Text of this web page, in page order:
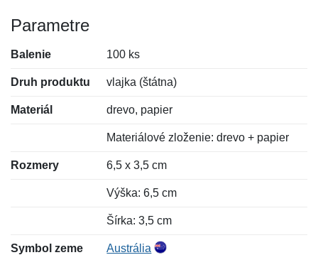
Parametre
Balenie 100 ks
Druh produktu vlajka (štátna)
Materiál drevo, papier
Materiálové zloženie: drevo + papier
Rozmery 6,5 x 3,5 cm
Výška: 6,5 cm
Šírka: 3,5 cm
Symbol zeme Austrália